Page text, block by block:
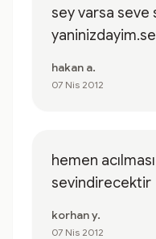
sey varsa seve
hakan a.
07 Nis 2012
hemen
sevindirecektir
korhan y.
07 Nis 2012